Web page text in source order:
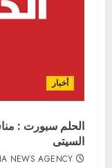
أخبار
الحلم سبورت :
السيتى
NEWS AGENCY